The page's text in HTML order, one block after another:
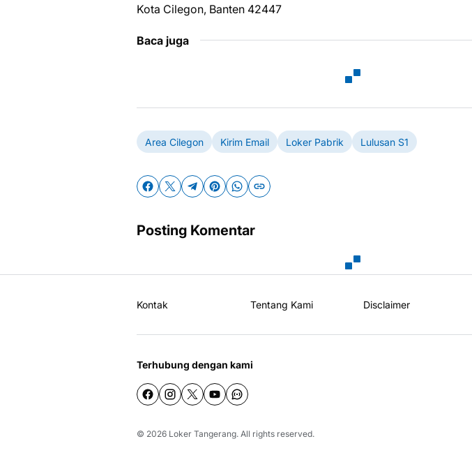
Kota Cilegon, Banten 42447
Baca juga
Area Cilegon Kirim Email Loker Pabrik Lulusan S1
Posting Komentar
Kontak Tentang Kami Disclaimer
Terhubung dengan kami
© 2026 Loker Tangerang. All rights reserved.